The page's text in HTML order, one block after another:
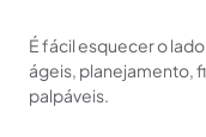
É fácil esquecer o
ágeis, planejamento,
palpáveis.